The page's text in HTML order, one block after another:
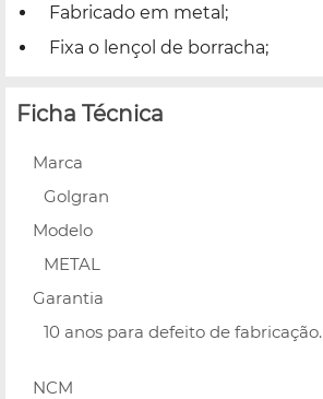
Fabricado em metal;
Fixa o lençol de borracha;
Ficha Técnica
Marca
Golgran
Modelo
METAL
Garantia
10 anos para defeito de fabricação.
NCM